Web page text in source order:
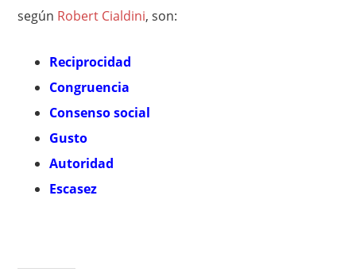
según Robert Cialdini, son:
Reciprocidad
Congruencia
Consenso social
Gusto
Autoridad
Escasez